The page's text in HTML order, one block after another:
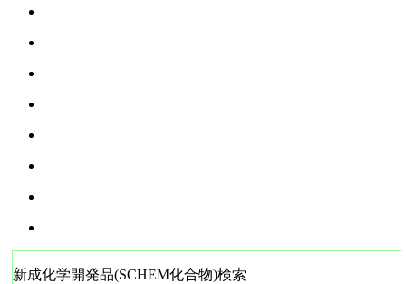
新成化学開発品(SCHEM化合物)検索